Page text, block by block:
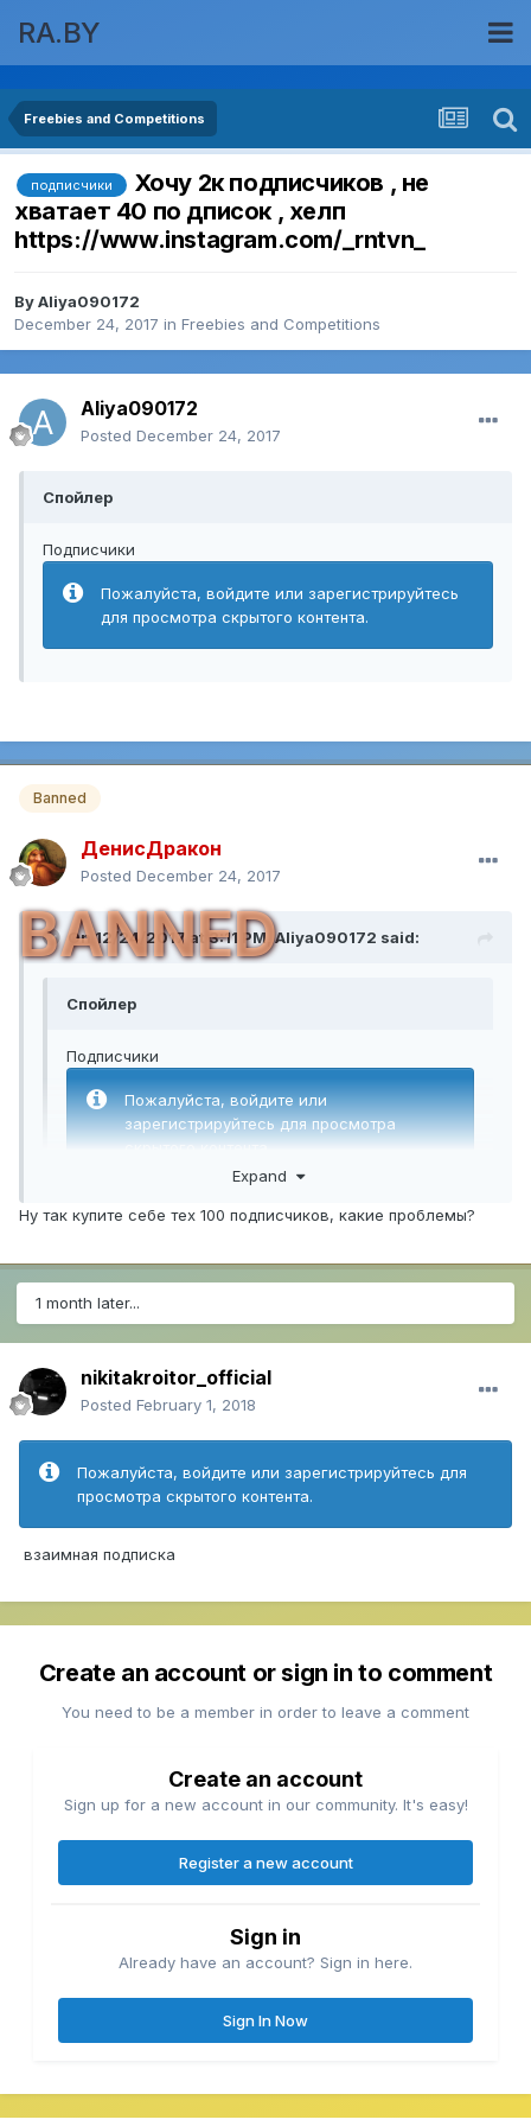
RA.BY
Freebies and Competitions
подписчики
Хочу 2к подписчиков , не
хватает 40 по дписок , хелп
https://www.instagram.com/_rntvn_
ByAliya090172
December 24, 2017 in Freebies and Competitions
Aliya090172
Posted December 24, 2017
Спойлер
Подписчики
Пожалуйста, войдите или зарегистрируйтесь
для просмотра скрытого контента.
Banned
ДенисДракон
Posted December 24, 2017
BANNED
On 12/24/2017 at 3:11 PM,Aliya090172 said:
Спойлер
Подписчики
Пожалуйста, войдите или
зарегистрируйтесь для просмотра
скрытого контента.
Expand
Ну так купите себе тех 100 подписчиков, какие проблемы?
1 month later...
nikitakroitor_official
Posted February 1, 2018
Пожалуйста, войдите или зарегистрируйтесь для
просмотра скрытого контента.
взаимная подписка
Create an account or sign in to comment
You need to be a member in order to leave a comment
Create an account
Sign up for a new account in our community. It's easy!
Register a new account
Sign in
Already have an account? Sign in here.
Sign In Now